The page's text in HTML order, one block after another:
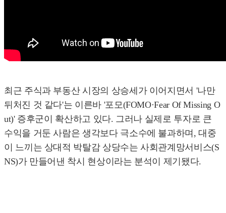
최근 주식과 부동산 시장의 상승세가 이어지면서 '나만
뒤처진 것 같다'는 이른바 '포모(FOMO·Fear Of Missing O
ut)' 증후군이 확산하고 있다. 그러나 실제로 투자로 큰
수익을 거둔 사람은 생각보다 극소수에 불과하며, 대중
이 느끼는 상대적 박탈감 상당수는 사회관계망서비스(S
NS)가 만들어낸 착시 현상이라는 분석이 제기됐다.